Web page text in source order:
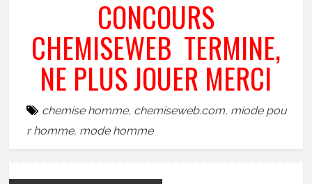
CONCOURS
CHEMISEWEB TERMINE,
NE PLUS JOUER MERCI
chemise homme, chemiseweb.com, miode pou
r homme, mode homme